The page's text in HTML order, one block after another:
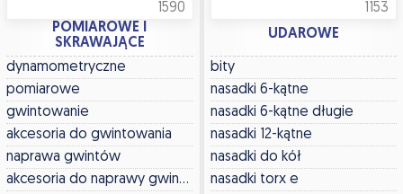
1590
POMIAROWE I
SKRAWAJĄCE
dynamometryczne
pomiarowe
gwintowanie
akcesoria do gwintowania
naprawa gwintów
akcesoria do naprawy gwintów
1153
UDAROWE
bity
nasadki 6-kątne
nasadki 6-kątne długie
nasadki 12-kątne
nasadki do kół
nasadki torx e